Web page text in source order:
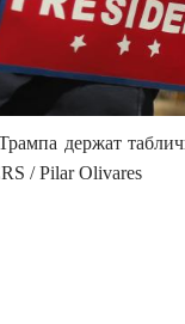
держат
/ Pilar Olivares